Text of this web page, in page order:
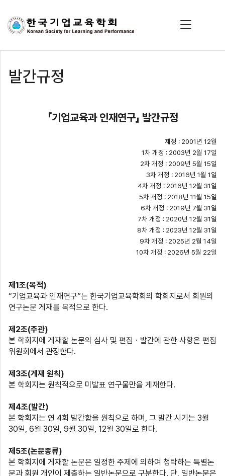
발간규정
「기업교육과 인재연구」 발간규정
제정 : 2001년 12월
1차 개정 : 2003년 2월 17일
2차 개정 : 2009년 5월 15일
3차 개정 : 2016년 1월 1일
4차 개정 : 2016년 12월 31일
5차 개정 : 2018년 11월 15일
6차 개정 : 2019년 7월 31일
7차 개정 : 2020년 12월 31일
8차 개정 : 2023년 12월 31일
9차 개정 : 2025년 2월 14일
10차 개정 : 2026년 5월 22일
제 1조(목적)
“기업교육과 인재연구”는 한국기업교육학회의 학회지로서 회원의
연구논문 게재를 목적으로 한다.
제 2조(주관)
본 학회지에 게재할 논문의 심사 및 편집ㆍ발간에 관한 사항은 편집
위원회에서 관장한다.
제 3조(게재 원칙)
본 학회지는 원칙적으로 미발표 연구물만을 게재한다.
제 4조(발간)
본 학회지는 연 4회 발간함을 원칙으로 하며 , 그 발간 시기는 3월
30일, 6월 30일, 9월 30일, 12월 30일로 한다.
제 5조(논문종류)
본 학회지에 게재할 논문은 일정한 주제에 의하여 청탁하는 특별논
문과 회원 개인이 제출하는 일반논문으로 구분한다. 단, 일반논문은